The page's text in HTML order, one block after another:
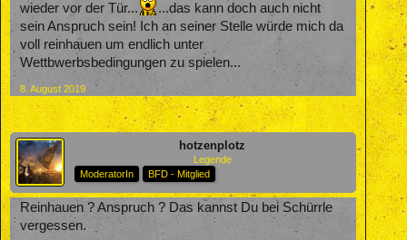
wieder vor der Tür...
...das kann doch auch nicht
sein Anspruch sein! Ich an seiner Stelle würde mich da
voll reinhauen um endlich unter
Wettbwerbsbedingungen zu spielen...
8. August 2019
hotzenplotz
Legende
ModeratorIn
BFD - Mitglied
Reinhauen ? Anspruch ? Das kannst Du bei Schürrle
vergessen.